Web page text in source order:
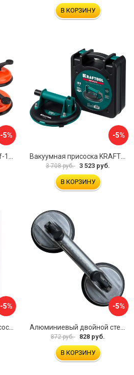
В КОРЗИНУ
-5% -5%
3 708 руб. 3 523 руб.
В КОРЗИНУ
-5%
Двойная вакуумная присоска ARMA P620
-5%
Алюминиевый двойной стеклодомкрат УправДом 4100002750
872 руб. 828 руб.
В КОРЗИНУ